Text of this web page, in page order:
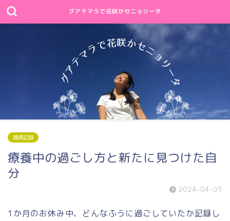
グアテマラで花咲かセニョリータ
闘病記録
療養中の過ごし方と新たに見つけた自
分
2024-04-03
1か月のお休み中、どんなふうに過ごしていたか記録し